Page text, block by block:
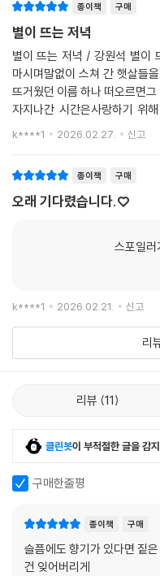
· 오늘처럼
· 꽃은 피는데
· 다시 백 년
· 인류의 가슴에
종이책 구매
별이 뜨는 저녁
별이 뜨는 저녁 / 강원석 별이
마시며말없이 스쳐 간 햇살들
뜨거웠던 이름 하나 떠오르면
자지나간 시간은사랑하기 위
남겨지는 것을별이 뜨는 저녁에
k****1 2026.02.27. 신고
종이책 구매
오래 기다렸습니다.♡
스포일러
k****1 2026.02.21. 신고
리
리뷰 11
클린봇이 부적절한 글을 감
구매한줄평
종이책 구매
슬픔에도 향기가 있다면 짙
건 잊어버리게